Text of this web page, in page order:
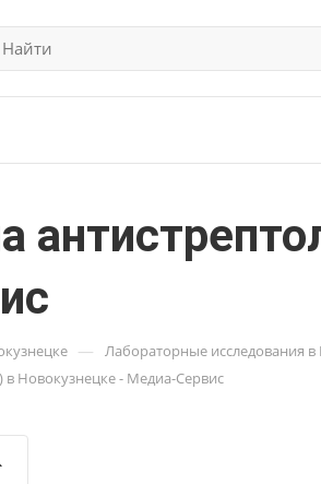
— Лабораторные исследования
Новокузнецке - Медиа-Сервис